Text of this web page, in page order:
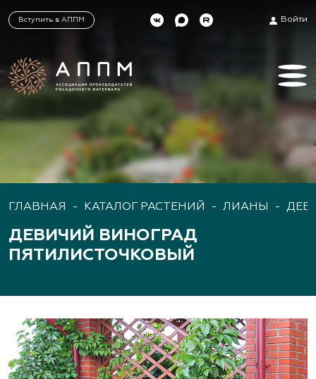
Вступить в АППМ Войти
ГЛАВНАЯ - КАТАЛОГ РАСТЕНИЙ - ЛИАНЫ -
ДЕВИЧИЙ ВИНОГРАД
ПЯТИЛИСТОЧКОВЫЙ